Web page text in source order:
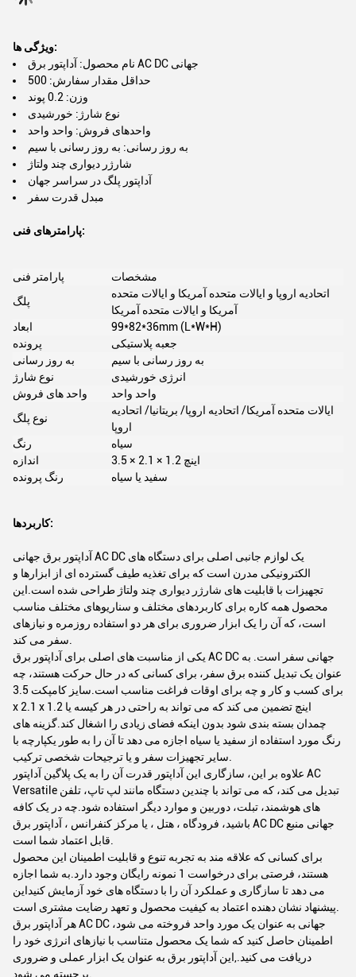
ویژگی ها:
نام محصول: آداپتور برق AC DC جهانی
حداقل مقدار سفارش: 500
وزن: 0.2 پوند
نوع شارژ: خورشیدی
واحدهای فروش: واحد واحد
به روز رسانی: به روز رسانی با سیم
شارژر دیواری چند ولتاژ
آداپتور پلگ در سراسر جهان
مبدل قدرت سفر
پارامترهای فنی:
پارامتر فنی
مشخصات
پلگ
اتحادیه اروپا و ایالات متحده آمریکا و ایالات متحده
آمریکا و ایالات متحده آمریکا
ابعاد
99*82*36mm (L*W*H)
پرونده
جعبه پلاستیکی
به روز رسانی
به روز رسانی با سیم
نوع شارژ
انرژی خورشیدی
واحد های فروش
واحد واحد
نوع پلگ
ایالات متحده آمریکا/ اتحادیه اروپا/ بریتانیا/ اتحادیه
اروپا
رنگ
سیاه
اندازه
3.5 × 2.1 × 1.2 اينچ
رنگ پرونده
سفید یا سیاه
کاربردها:
آداپتور برق جهانی AC DC یک لوازم جانبی اصلی برای دستگاه های
الکترونیکی مدرن است که برای تغذیه طیف گسترده ای از ابزارها و
تجهیزات با قابلیت های شارژر دیواری چند ولتاژ طراحی شده است.این
محصول همه کاره برای کاربردهای مختلف و سناریوهای مختلف مناسب
است، که آن را یک ابزار ضروری برای هر دو استفاده روزمره و نیازهای
سفر می کند.
یکی از مناسبت های اصلی برای آداپتور برق AC DC جهانی سفر است. به
عنوان یک تبدیل کننده برق سفر، برای کسانی که در حال حرکت هستند، چه
برای کسب و کار و چه برای اوقات فراغت مناسب است.سايز کامپکت 3.5
x 2.1 x 1.2 اینچ تضمین می کند که می تواند به راحتی در هر کیسه یا
چمدان بسته بندی شود بدون اینکه فضای زیادی را اشغال کند.گزینه های
رنگ مورد استفاده از سفید یا سیاه اجازه می دهد تا آن را به طور یکپارچه با
سایر تجهیزات سفر و یا ترجیحات شخصی ترکیب.
علاوه بر این، سازگاری این آداپتور قدرت آن را به یک پلاگین آداپتور AC
Versatile تبدیل می کند، که می تواند با چندین دستگاه مانند لپ تاپ، تلفن
های هوشمند، تبلت، دوربین و موارد دیگر استفاده شود.چه در یک کافه
باشید، فرودگاه ، هتل ، یا مرکز کنفرانس ، آداپتور برق AC DC جهانی منبع
قابل اعتماد شما است.
برای کسانی که علاقه مند به تجربه تنوع و قابلیت اطمینان این محصول
هستند، فرصتی برای درخواست 1 نمونه رایگان وجود دارد.به شما اجازه
می دهد تا سازگاری و عملکرد آن را با دستگاه های خود آزمایش کنیداین
پیشنهاد نشان دهنده اعتماد به کیفیت محصول و تعهد رضایت مشتری است.
هر آداپتور برق AC DC جهانی به عنوان یک مورد واحد فروخته می شود،
اطمینان حاصل کنید که شما یک محصول متناسب با نیازهای انرژی خود را
دریافت می کنید.,این آداپتور برق به عنوان یک ابزار عملی و ضروری
برجسته می شود.